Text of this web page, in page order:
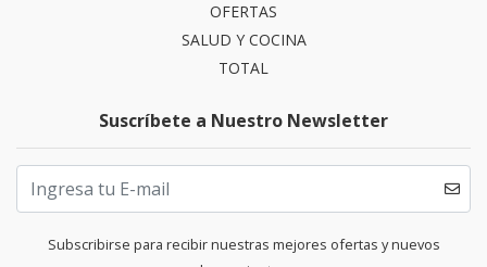
OFERTAS
SALUD Y COCINA
TOTAL
Suscríbete a Nuestro Newsletter
Subscribirse para recibir nuestras mejores ofertas y nuevos